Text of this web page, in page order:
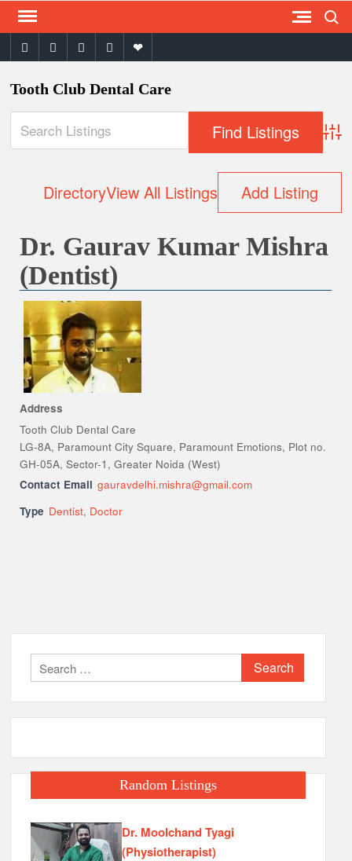
Skip
content facebooktwitter instagram
youtubeemail
Tooth Club Dental Care
DirectoryView All Listings Add Listing
Dr. Gaurav Kumar Mishra
(Dentist)
Address
Tooth Club Dental Care
LG-8A, Paramount City Square, Paramount Emotions, Plot no.
GH-05A, Sector-1, Greater Noida (West)
Contact Email gauravdelhi.mishra@gmail.com
Type Dentist, Doctor
Search
for:
Random Listings
Dr. Moolchand Tyagi
(Physiotherapist)